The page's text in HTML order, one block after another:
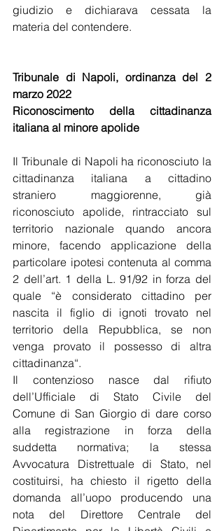
giudizio e dichiarava cessata la
materia del contendere.
Tribunale di Napoli, ordinanza del 2
marzo 2022
Riconoscimento della cittadinanza
italiana al minore apolide
Il Tribunale di Napoli ha riconosciuto la
cittadinanza italiana a cittadino
straniero maggiorenne, già
riconosciuto apolide, rintracciato sul
territorio nazionale quando ancora
minore, facendo applicazione della
particolare ipotesi contenuta al comma
2 dell’art. 1 della L. 91/92 in forza del
quale “è considerato cittadino per
nascita il figlio di ignoti trovato nel
territorio della Repubblica, se non
venga provato il possesso di altra
cittadinanza“.
Il contenzioso nasce dal rifiuto
dell’Ufficiale di Stato Civile del
Comune di San Giorgio di dare corso
alla registrazione in forza della
suddetta normativa; la stessa
Avvocatura Distrettuale di Stato, nel
costituirsi, ha chiesto il rigetto della
domanda all’uopo producendo una
nota del Direttore Centrale del